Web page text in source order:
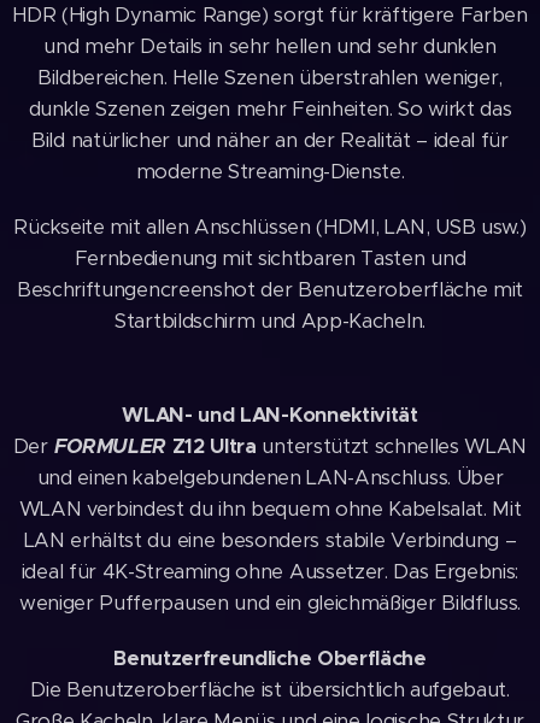
HDR (High Dynamic Range) sorgt für kräftigere Farben
und mehr Details in sehr hellen und sehr dunklen
Bildbereichen. Helle Szenen überstrahlen weniger,
dunkle Szenen zeigen mehr Feinheiten. So wirkt das
Bild natürlicher und näher an der Realität – ideal für
moderne Streaming-Dienste.
Rückseite mit allen Anschlüssen (HDMI, LAN, USB usw.)
Fernbedienung mit sichtbaren Tasten und
Beschriftungencreenshot der Benutzeroberfläche mit
Startbildschirm und App-Kacheln.
WLAN- und LAN-Konnektivität
Der FORMULER Z12 Ultra unterstützt schnelles WLAN
und einen kabelgebundenen LAN-Anschluss. Über
WLAN verbindest du ihn bequem ohne Kabelsalat. Mit
LAN erhältst du eine besonders stabile Verbindung –
ideal für 4K-Streaming ohne Aussetzer. Das Ergebnis:
weniger Pufferpausen und ein gleichmäßiger Bildfluss.
Benutzerfreundliche Oberfläche
Die Benutzeroberfläche ist übersichtlich aufgebaut.